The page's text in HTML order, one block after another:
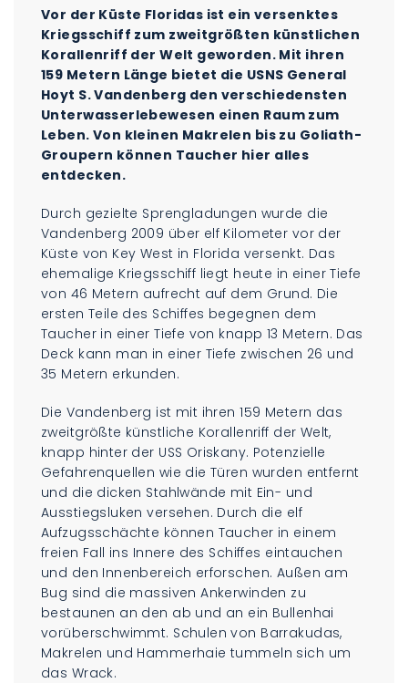
Vor der Küste Floridas ist ein versenktes
Kriegsschiff zum zweitgrößten künstlichen
Korallenriff der Welt geworden. Mit ihren
159 Metern Länge bietet die USNS General
Hoyt S. Vandenberg den verschiedensten
Unterwasserlebewesen einen Raum zum
Leben. Von kleinen Makrelen bis zu Goliath-
Groupern können Taucher hier alles
entdecken.
Durch gezielte Sprengladungen wurde die
Vandenberg 2009 über elf Kilometer vor der
Küste von Key West in Florida versenkt. Das
ehemalige Kriegsschiff liegt heute in einer Tiefe
von 46 Metern aufrecht auf dem Grund. Die
ersten Teile des Schiffes begegnen dem
Taucher in einer Tiefe von knapp 13 Metern. Das
Deck kann man in einer Tiefe zwischen 26 und
35 Metern erkunden.
Die Vandenberg ist mit ihren 159 Metern das
zweitgrößte künstliche Korallenriff der Welt,
knapp hinter der USS Oriskany. Potenzielle
Gefahrenquellen wie die Türen wurden entfernt
und die dicken Stahlwände mit Ein- und
Ausstiegsluken versehen. Durch die elf
Aufzugsschächte können Taucher in einem
freien Fall ins Innere des Schiffes eintauchen
und den Innenbereich erforschen. Außen am
Bug sind die massiven Ankerwinden zu
bestaunen an den ab und an ein Bullenhai
vorüberschwimmt. Schulen von Barrakudas,
Makrelen und Hammerhaie tummeln sich um
das Wrack.